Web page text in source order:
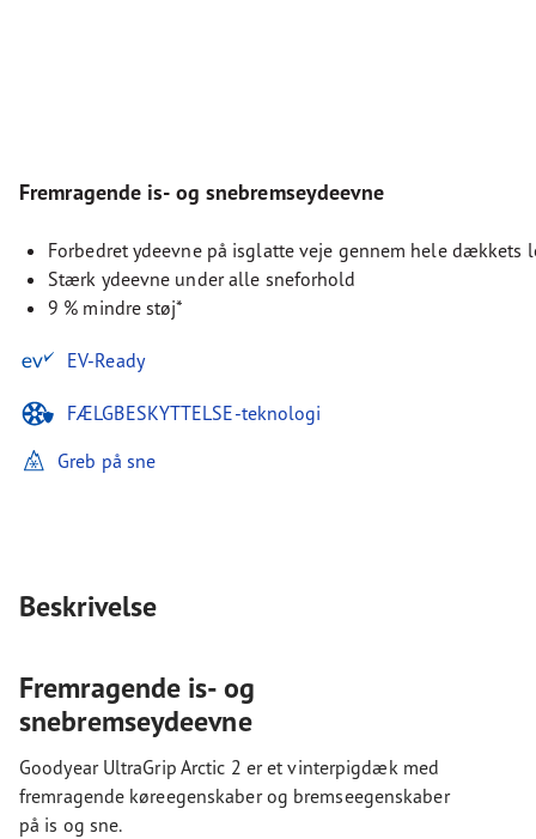
Fremragende is- og snebremseydeevne
Forbedret ydeevne på isglatte veje gennem hele dækkets
Stærk ydeevne under alle sneforhold
9 % mindre støj*
EV-Ready
FÆLGBESKYTTELSE-teknologi
Greb på sne
Beskrivelse
Fremragende is- og
snebremseydeevne
Goodyear UltraGrip Arctic 2 er et vinterpigdæk med
fremragende køreegenskaber og bremseegenskaber
på is og sne.